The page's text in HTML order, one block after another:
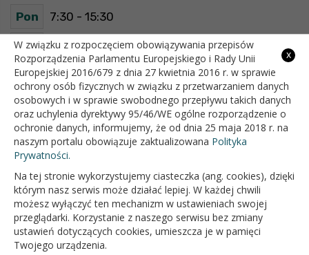
Pon 7:30 - 15:30
Wt 7:30 - 15:30
Śr 7:30 - 15:30
Czw 7:30 - 15:30
Pt 7:30 - 15:30
OFICJALNY SERWIS INTERNETOWY GMINY BIAŁOPOLE
x
W związku z rozpoczęciem obowiązywania przepisów
Rozporządzenia Parlamentu Europejskiego i Rady Unii
Europejskiej 2016/679 z dnia 27 kwietnia 2016 r. w sprawie
ochrony osób fizycznych w związku z przetwarzaniem danych
osobowych i w sprawie swobodnego przepływu takich danych
oraz uchylenia dyrektywy 95/46/WE ogólne rozporządzenie o
ochronie danych, informujemy, że od dnia 25 maja 2018 r. na
naszym portalu obowiązuje zaktualizowana Polityka
Prywatności.
Na tej stronie wykorzystujemy ciasteczka (ang. cookies), dzięki
którym nasz serwis może działać lepiej. W każdej chwili
możesz wyłączyć ten mechanizm w ustawieniach swojej
przeglądarki. Korzystanie z naszego serwisu bez zmiany
ustawień dotyczących cookies, umieszcza je w pamięci
Twojego urządzenia.